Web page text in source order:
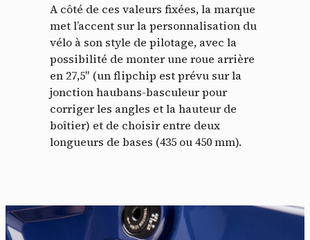
A côté de ces valeurs fixées, la marque
met l’accent sur la personnalisation du
vélo à son style de pilotage, avec la
possibilité de monter une roue arrière
en 27,5″ (un flipchip est prévu sur la
jonction haubans-basculeur pour
corriger les angles et la hauteur de
boîtier) et de choisir entre deux
longueurs de bases (435 ou 450 mm).